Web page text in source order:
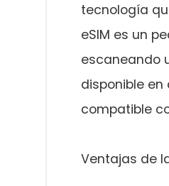
tecnología
eSIM es un
escaneando
disponible
compatible
Ventajas de